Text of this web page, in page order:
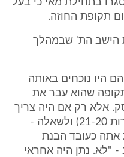
בתחילת מאי כי בעל
תקופת החוזה.
הישב הת' שבמהלך
היו נוכחים באותה
שהוא עבר את
אלא רק אם היה צריך
אותו." (עמוד 13 לפרוטוקול שורות 21-20) ולשאלה -
אתה כעובד הבנת
"לא. נתן היה אחראי